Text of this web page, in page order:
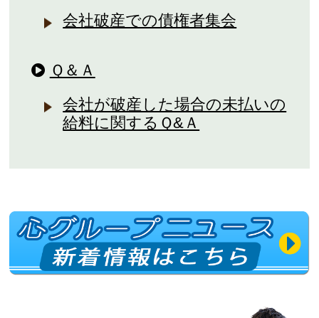
会社破産での債権者集会
Ｑ＆Ａ
会社が破産した場合の未払いの
給料に関するＱ&Ａ